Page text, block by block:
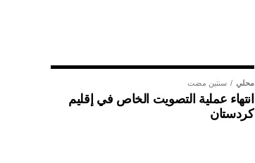
محلي سنتين مضت
انتهاء عملية التصويت الخاص في إقليم
كردستان